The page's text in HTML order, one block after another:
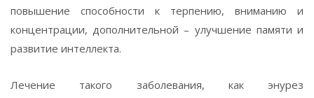
повышение способности к терпению, вниманию и
концентрации, дополнительной – улучшение памяти и
развитие интеллекта.
Лечение такого заболевания, как энурез